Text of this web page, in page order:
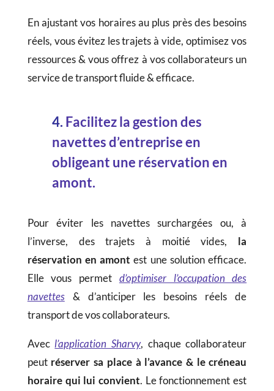
En ajustant vos horaires au plus près des besoins
réels, vous évitez les trajets à vide, optimisez vos
ressources & vous offrez à vos collaborateurs un
service de transport fluide & efficace.
4. Facilitez la gestion des
navettes d’entreprise en
obligeant une réservation en
amont.
Pour éviter les navettes surchargées ou, à
l’inverse, des trajets à moitié vides, la
réservation en amont est une solution efficace.
Elle vous permet d’optimiser l’occupation des
navettes& d’anticiper les besoins réels de
transport de vos collaborateurs.
Avecl’application Sharvy, chaque collaborateur
peut réserver sa place à l’avance & le créneau
horaire qui lui convient. Le fonctionnement est